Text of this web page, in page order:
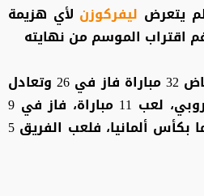
يتعرض ليفركوزن لأي هزيمة
ففي الدوري الألماني، خاض 32 مباراة فاز في 26 وتعادل
6، بينما في الدوري الأوروبي، لعب 11 مباراة، فاز في 9
وتعادل مباراتين فقط، أما بكأس ألمانيا، فلعب الفريق 5